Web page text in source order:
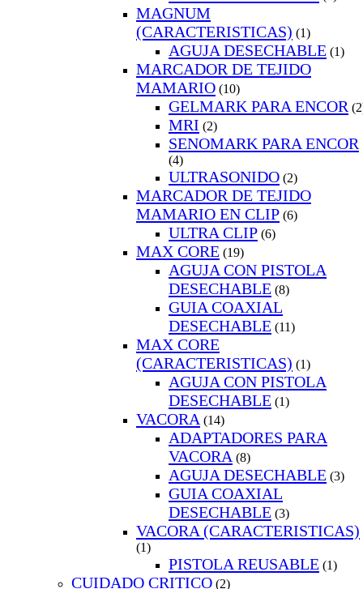
MAGNUM
(CARACTERISTICAS) (1)
AGUJA DESECHABLE (1)
MARCADOR DE TEJIDO
MAMARIO (10)
GELMARK PARA ENCOR
MRI (2)
SENOMARK PARA ENCOR
(4)
ULTRASONIDO (2)
MARCADOR DE TEJIDO
MAMARIO EN CLIP (6)
ULTRA CLIP (6)
MAX CORE (19)
AGUJA CON PISTOLA
DESECHABLE (8)
GUIA COAXIAL
DESECHABLE (11)
MAX CORE
(CARACTERISTICAS) (1)
AGUJA CON PISTOLA
DESECHABLE (1)
VACORA (14)
ADAPTADORES PARA
VACORA (8)
AGUJA DESECHABLE (3)
GUIA COAXIAL
DESECHABLE (3)
VACORA (CARACTERISTICAS)
(1)
PISTOLA REUSABLE (1)
CUIDADO CRITICO (2)